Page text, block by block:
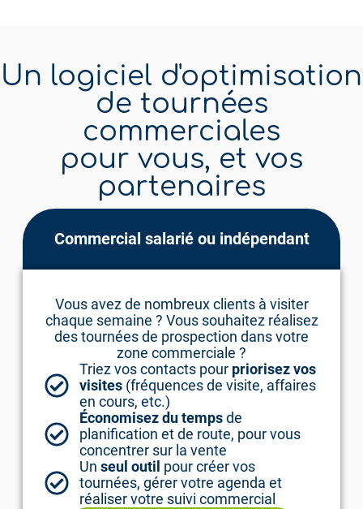
Un logiciel d'optimisation
de tournées
commerciales
pour vous, et vos
partenaires
Commercial salarié ou indépendant
Vous avez de nombreux clients à visiter
chaque semaine ? Vous souhaitez réalisez
des tournées de prospection dans votre
zone commerciale ?
Triez vos contacts pour priorisez vos
visites(fréquences de visite, affaires
en cours, etc.)
Économisez du tempsde
planification et de route, pour vous
concentrer sur la vente
Un seul outil pour créer vos
tournées, gérer votre agenda et
réaliser votre suivi commercial